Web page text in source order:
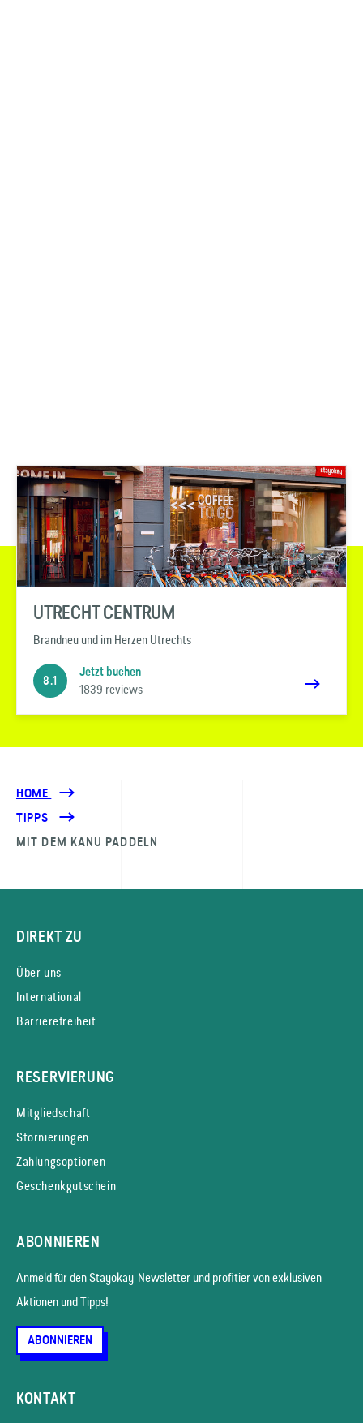
UTRECHT CENTRUM
Brandneu und im Herzen Utrechts
8.1
Jetzt buchen
1839 reviews
HOME
TIPPS
MIT DEM KANU PADDELN
DIREKT ZU
Über uns
International
Barrierefreiheit
RESERVIERUNG
Mitgliedschaft
Stornierungen
Zahlungsoptionen
Geschenkgutschein
ABONNIEREN
Anmeld für den Stayokay-News­letter und profitier von exklusiven
Aktionen und Tipps!
ABONNIEREN
KONTAKT